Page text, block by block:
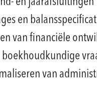
en
van financiële
boekhoudkundige
van